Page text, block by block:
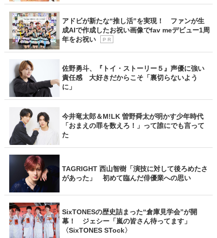
アドビが新たな“推し活”を実現！ ファンが生
成AIで作成したお祝い画像でfav meデビュー1周
年をお祝い
P R
佐野勇斗、『トイ・ストーリー５』声優に強い
責任感 大好きだからこそ「裏切らないよう
に」
今井竜太郎＆M!LK 曽野舜太が明かす少年時代
「おまえの罪を数えろ！」って誰にでも言って
た
TAGRIGHT 西山智樹「演技に対して後ろめたさ
があった」 初めて臨んだ俳優業への思い
SixTONESの歴史詰まった“倉庫見学会”が開
幕！ ジェシー「嵐の皆さん待ってます」
〈SixTONES STock〉